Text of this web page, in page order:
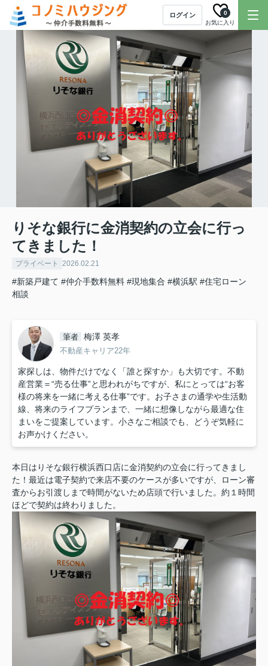
ログイン
お気に入り
0
りそな銀行に金消契約の立会に行っ
てきました！
プライベート 2026.02.21
#新築戸建て #仲介手数料無料 #現地集合 #横浜駅 #住宅ローン
相談
筆者 梅澤 英孝
不動産キャリア22年
家探しは、物件だけでなく「誰と探すか」も大切です。不動
産営業＝“売る仕事”と思われがちですが、私にとっては“お客
様の将来を一緒に考える仕事”です。お子さまの通学や生活動
線、将来のライフプランまで、一緒に想像しながら最適な住
まいをご提案しています。小さなご相談でも、どうぞ気軽に
お声かけください。
本日はりそな銀行横浜西口店に金消契約の立会に行ってきまし
た！最近は電子契約で来店不要のケースが多いですが、ローン審
査からお引渡しまで時間がないため店頭で行いました。約１時間
ほどで契約は終わりました。